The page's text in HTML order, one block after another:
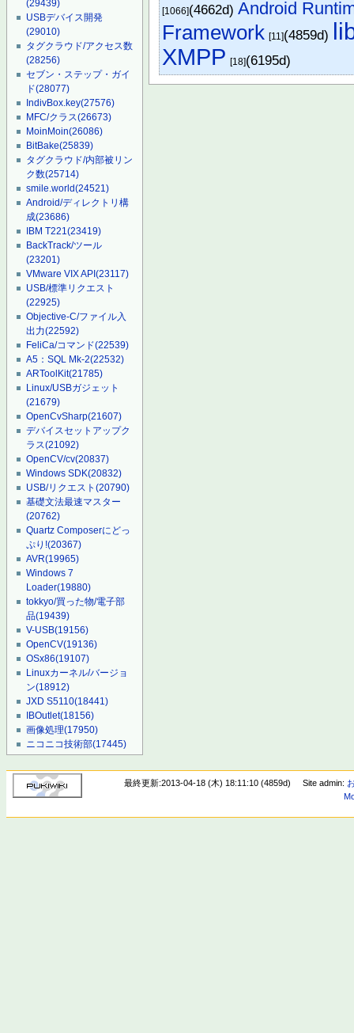
(29439)
USBデバイス開発
(29010)
タグクラウド/アクセス数
(28256)
セブン・ステップ・ガイ
ド(28077)
IndivBox.key(27576)
MFC/クラス(26673)
MoinMoin(26086)
BitBake(25839)
タグクラウド/内部被リン
ク数(25714)
smile.world(24521)
Android/ディレクトリ構
成(23686)
IBM T221(23419)
BackTrack/ツール
(23201)
VMware VIX API(23117)
USB/標準リクエスト
(22925)
Objective-C/ファイル入
出力(22592)
FeliCa/コマンド(22539)
A5：SQL Mk-2(22532)
ARToolKit(21785)
Linux/USBガジェット
(21679)
OpenCvSharp(21607)
デバイスセットアップク
ラス(21092)
OpenCV/cv(20837)
Windows SDK(20832)
USB/リクエスト(20790)
基礎文法最速マスター
(20762)
Quartz Composerにどっ
ぷり!(20367)
AVR(19965)
Windows 7
Loader(19880)
tokkyo/買った物/電子部
品(19439)
V-USB(19156)
OpenCV(19136)
OSx86(19107)
Linuxカーネル/バージョ
ン(18912)
JXD S5110(18441)
IBOutlet(18156)
画像処理(17950)
ニコニコ技術部(17445)
[1066](4662d)Android
Framework [11](4859d)
XMPP [18](6195d)
最終更新:2013-04-18 (木) 18:11:10 (4859d) Site admin: